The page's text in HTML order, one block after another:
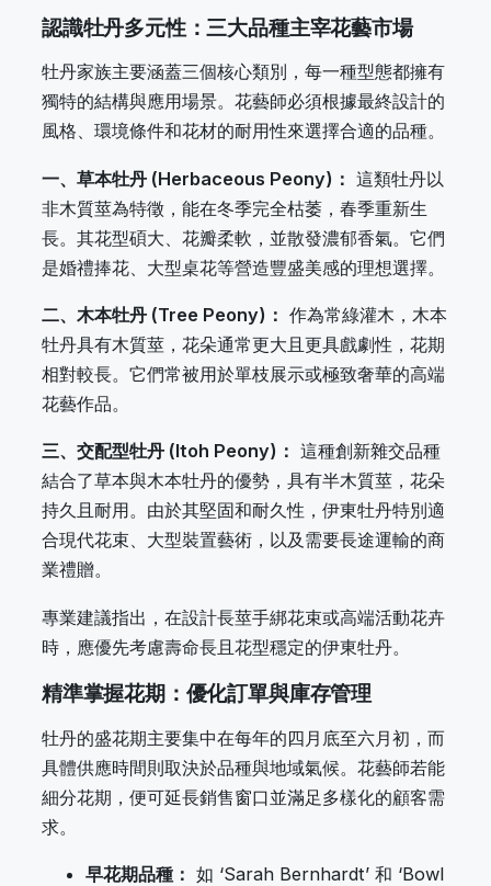
認識牡丹多元性：三大品種主宰花藝市場
牡丹家族主要涵蓋三個核心類別，每一種型態都擁有
獨特的結構與應用場景。花藝師必須根據最終設計的
風格、環境條件和花材的耐用性來選擇合適的品種。
一、草本牡丹 (Herbaceous Peony)： 這類牡丹以
非木質莖為特徵，能在冬季完全枯萎，春季重新生
長。其花型碩大、花瓣柔軟，並散發濃郁香氣。它們
是婚禮捧花、大型桌花等營造豐盛美感的理想選擇。
二、木本牡丹 (Tree Peony)： 作為常綠灌木，木本
牡丹具有木質莖，花朵通常更大且更具戲劇性，花期
相對較長。它們常被用於單枝展示或極致奢華的高端
花藝作品。
三、交配型牡丹 (Itoh Peony)： 這種創新雜交品種
結合了草本與木本牡丹的優勢，具有半木質莖，花朵
持久且耐用。由於其堅固和耐久性，伊東牡丹特別適
合現代花束、大型裝置藝術，以及需要長途運輸的商
業禮贈。
專業建議指出，在設計長莖手綁花束或高端活動花卉
時，應優先考慮壽命長且花型穩定的伊東牡丹。
精準掌握花期：優化訂單與庫存管理
牡丹的盛花期主要集中在每年的四月底至六月初，而
具體供應時間則取決於品種與地域氣候。花藝師若能
細分花期，便可延長銷售窗口並滿足多樣化的顧客需
求。
早花期品種： 如 ‘Sarah Bernhardt’ 和 ‘Bowl